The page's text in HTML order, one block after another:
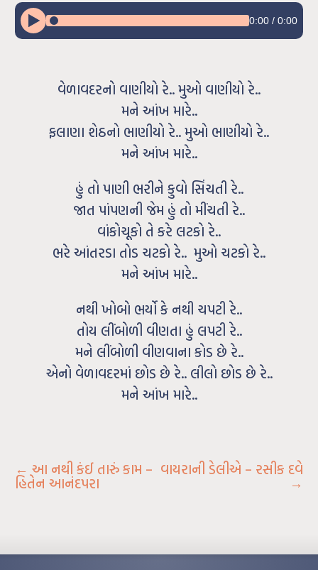
0:00/ 0:00
વેળાવદરનો વાણીયો રે.. મુઓ વાણીયો રે..
મને આંખ મારે..
ફલાણા શેઠનો ભાણીયો રે.. મુઓ ભાણીયો રે..
મને આંખ મારે..
હું તો પાણી ભરીને કુવો સિંચતી રે..
જાત પાંપણની જેમ હું તો મીંચતી રે..
વાંકોચૂકો તે કરે લટકો રે..
ભરે આંતરડા તોડ ચટકો રે.. મુઓ ચટકો રે..
મને આંખ મારે..
નથી ખોબો ભર્યો કે નથી ચપટી રે..
તોય લીંબોળી વીણતા હું લપટી રે..
મને લીંબોળી વીણવાના કોડ છે રે..
એનો વેળાવદરમાં છોડ છે રે.. લીલો છોડ છે રે..
મને આંખ મારે..
← આ નથી કંઈ તારું કામ –
હિતેન આનંદપરા
વાયરાની ડેલીએ – રસીક દવે
→